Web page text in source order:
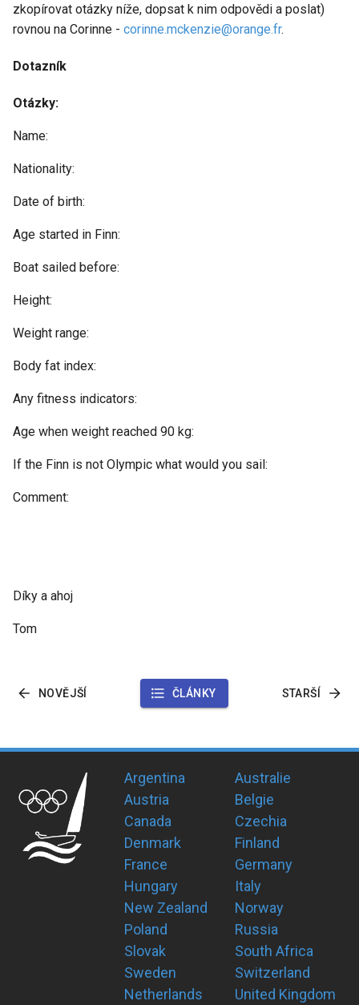
zkopírovat otázky níže, dopsat k nim odpovědi a poslat)
rovnou na Corinne - corinne.mckenzie@orange.fr.
Dotazník
Otázky:
Name:
Nationality:
Date of birth:
Age started in Finn:
Boat sailed before:
Height:
Weight range:
Body fat index:
Any fitness indicators:
Age when weight reached 90 kg:
If the Finn is not Olympic what would you sail:
Comment:
Díky a ahoj
Tom
NOVĚJŠÍ ČLÁNKY STARŠÍ
Argentina
Australie
Austria
Belgie
Canada
Czechia
Denmark
Finland
France
Germany
Hungary
Italy
New Zealand
Norway
Poland
Russia
Slovak
South Africa
Sweden
Switzerland
Netherlands
United Kingdom